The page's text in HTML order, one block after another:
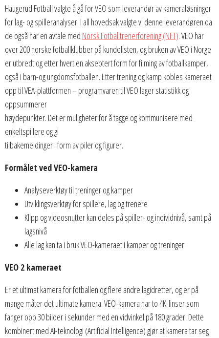
Haugerud Fotball valgte å gå for VEO som leverandør av kameraløsninger
for lag- og spilleranalyser. I all hovedsak valgte vi denne leverandøren da
de også har en avtale med Norsk Fotballtrenerforening (NFT). VEO har
over 200 norske fotballklubber på kundelisten, og bruken av VEO i Norge
er utbredt og etter hvert en akseptert form for filming av fotballkamper,
også i barn-og ungdomsfotballen. Etter trening og kamp kobles kameraet
opp til VEA-plattformen – programvaren til VEO lager statistikk og
oppsummerer
høydepunkter. Det er muligheter for å tagge og kommunisere med
enkeltspillere og gi
tilbakemeldinger i form av piler og figurer.
Formålet ved VEO-kamera
Analyseverktøy til treninger og kamper
Utviklingsverktøy for spillere, lag og trenere
Klipp og videosnutter kan deles på spiller- og individnivå, samt på
lagsnivå
Alle lag kan ta i bruk VEO-kameraet i kamper og treninger
VEO 2 kameraet
Er et ultimat kamera for fotballen og flere andre lagidretter, og er på
mange måter det ultimate kamera. VEO-kamera har to 4K-linser som
fanger opp 30 bilder i sekunder med en vidvinkel på 180 grader. Dette
kombinert med AI-teknologi (Artificial Intelligence) gjør at kamera tar seg